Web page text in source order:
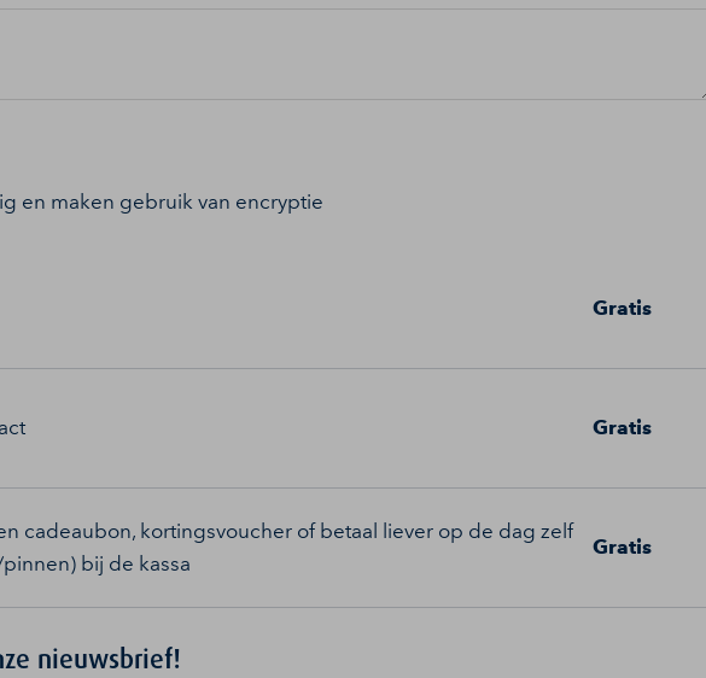
en maken gebruik van encryptie
Gratis
Gratis
cadeaubon, kortingsvoucher of betaal liever op de dag zelf
bij de kassa
Gratis
nieuwsbrief!